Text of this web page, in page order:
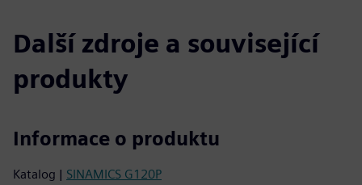
Další zdroje a související
produkty
Informace o produktu
Katalog | SINAMICS G120P